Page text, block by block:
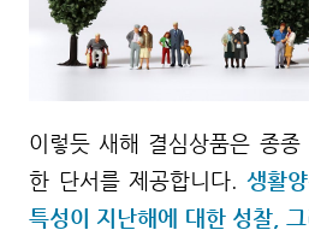
이렇듯 새해 결심상품은 종종
한 단서를 제공합니다. 생활
특성이 지난해에 대한 성찰,